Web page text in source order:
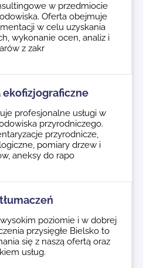
w przedmiocie
Oferta obejmuje
w celu uzyskania
wykonanie ocen, analiz i
z zakr
profesjonalne usługi w
przyrodniczego.
przyrodnicze,
pomiary drzew i
aneksy do rapo
poziomie i w dobrej
przysięgłe Bielsko to
się z naszą ofertą oraz
usług.